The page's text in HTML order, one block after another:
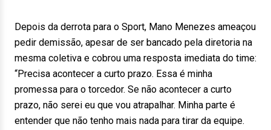
Depois da derrota para o Sport, Mano Menezes ameaçou
pedir demissão, apesar de ser bancado pela diretoria na
mesma coletiva e cobrou uma resposta imediata do time:
“Precisa acontecer a curto prazo. Essa é minha
promessa para o torcedor. Se não acontecer a curto
prazo, não serei eu que vou atrapalhar. Minha parte é
entender que não tenho mais nada para tirar da equipe.